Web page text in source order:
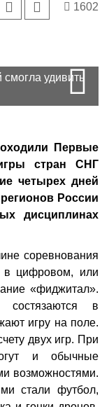
1602
удивить
благодаря
Первые
стран СНГ
четырех дней
России
дисциплинах
соревнования
в цифровом, или
«фиджитал».
состязаются в
игру на поле.
двух игр. При
и обычные
возможностями.
стали футбол,